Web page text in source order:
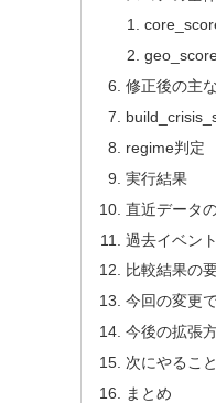
修正後の主
regime判定
実行結果
直近データ
過去イベン
比較結果の
今回の変更
今後の拡張
次にやること
まとめ